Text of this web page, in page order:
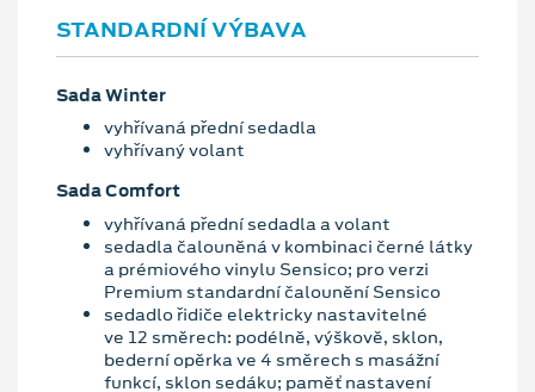
STANDARDNÍ VÝBAVA
Sada Winter
vyhřívaná přední sedadla
vyhřívaný volant
Sada Comfort
vyhřívaná přední sedadla a volant
sedadla čalouněná v kombinaci černé látky
a prémiového vinylu Sensico; pro verzi
Premium standardní čalounění Sensico
sedadlo řidiče elektricky nastavitelné
ve 12 směrech: podélně, výškově, sklon,
bederní opěrka ve 4 směrech s masážní
funkcí, sklon sedáku; paměť nastavení